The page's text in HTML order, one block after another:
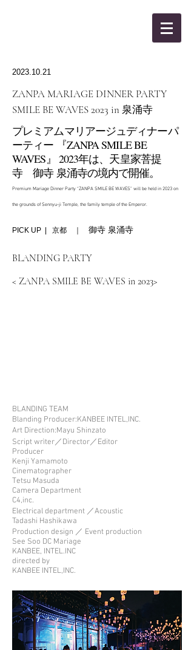
2023.10.21
ZANPA MARIAGE DINNER PARTY
SMILE BE WAVES 2023 in 泉涌寺
プレミアムマリアージュディナーパ
ーティー 『ZANPA SMILE BE
WAVES』 2023年は、天皇家菩提
寺 御寺 泉涌寺の境内で開催。
Premium Mariage Dinner Party “ZANPA SMILE BE WAVES” will be held in 2023 on
the grounds of Sennyu-ji Temple, the family temple of the Emperor.
PICK UP | 京都 ｜ 御寺 泉涌寺
BLANDING PARTY
< ZANPA SMILE BE WAVES in 2023>
BLANDING TEAM
Blanding Producer:KANBEE INTEL,INC.
Art Direction:Mayu Shinzato
Script wrìter／Director／Editor
Producer
Kenji Yamamoto
Cinematographer
Tetsu Masuda
Camera Department
C4,inc.
Electrical department ／Acoustic
Tadashi Hashikawa
Production design ／ Event production
See Soo DC Mariage
KANBEE, INTEL.INC
directed by
KANBEE INTEL,INC.